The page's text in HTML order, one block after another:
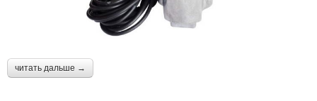
читать дальше →